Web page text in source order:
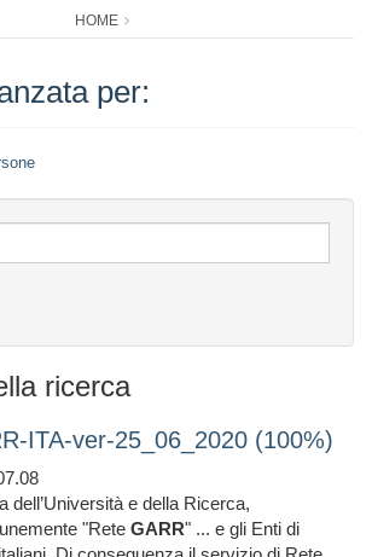
HOME
per:
ricerca
ITA-ver-25_06_2020 (100%)
dell’Università e della Ricerca,
"Rete GARR" ... e gli Enti di